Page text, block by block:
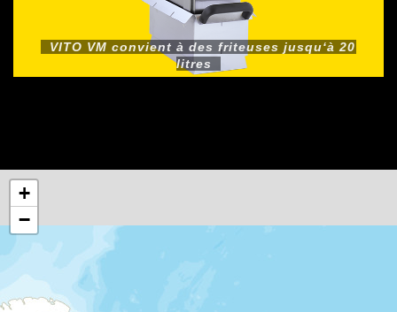
VITO VM convient à des friteuses jusqu‘à 20
litres
+
−